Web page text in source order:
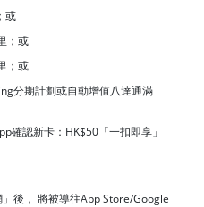
或
；或
；或
分期計劃或自動增值八達通滿
確認新卡：HK$50「一扣即享」
後， 將被導往App Store/Google